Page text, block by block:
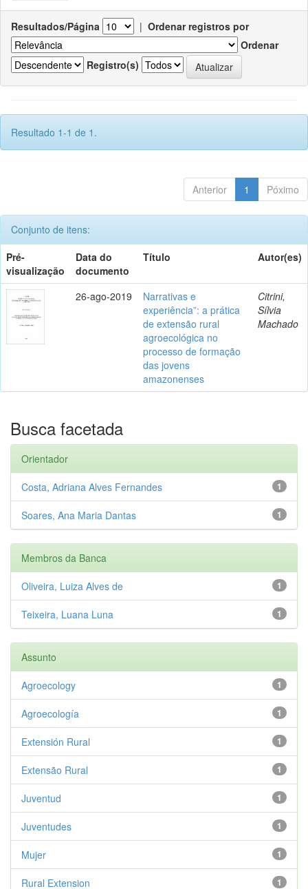
Resultados/Página | Ordenar registros por
Ordenar
Registro(s)
Resultado 1-1 de 1.
Anterior 1 Póximo
Conjunto de itens:
Pré-
visualização
Data do
documento
Título Autor(es)
26-ago-2019
Narrativas e
experiência”: a prática
de extensão rural
agroecológica no
processo de formação
das jovens
amazonenses
Citrini,
Sílvia
Machado
Busca facetada
Orientador
1
Costa, Adriana Alves Fernandes
1
Soares, Ana Maria Dantas
Membros da Banca
1
Oliveira, Luiza Alves de
1
Teixeira, Luana Luna
Assunto
1
Agroecology
1
Agroecología
1
Extensión Rural
1
Extensão Rural
1
Juventud
1
Juventudes
1
Mujer
1
Rural Extension